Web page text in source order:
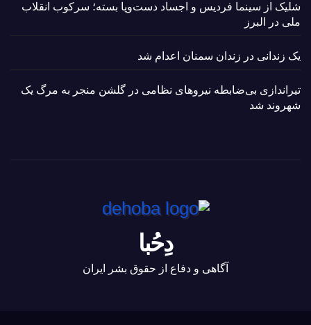
شلیک از سینما فردیس و اجساد دست‌وپا بسته؛ سرکوب انقلاب
ملی در البرز
یک زندانی در زندان سمنان اعدام شد
تیراندازی بی‌ضابطه نیروهای نظامی در گلشن منجر به مرگ یک
شهروند شد
دِحُبا
آگاهی و دفاع از حقوق بشر ایران